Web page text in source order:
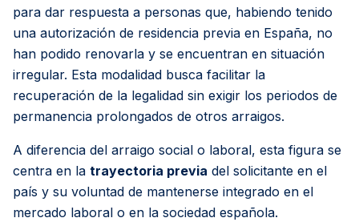
para dar respuesta a personas que, habiendo tenido
una autorización de residencia previa en España, no
han podido renovarla y se encuentran en situación
irregular. Esta modalidad busca facilitar la
recuperación de la legalidad sin exigir los periodos de
permanencia prolongados de otros arraigos.
A diferencia del arraigo social o laboral, esta figura se
centra en la trayectoria previa del solicitante en el
país y su voluntad de mantenerse integrado en el
mercado laboral o en la sociedad española.